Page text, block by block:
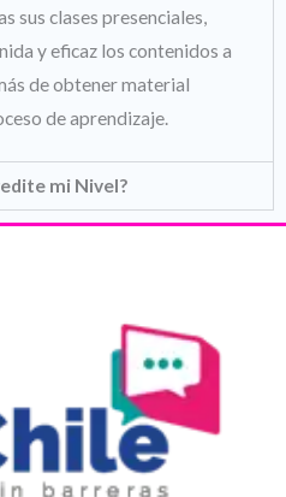
sus clases presenciales,
y eficaz los contenidos a
de obtener material
de aprendizaje.
mi Nivel?